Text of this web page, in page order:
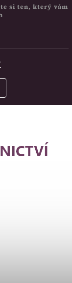
si ten, který vám